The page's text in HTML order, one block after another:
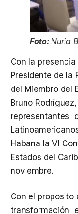
Foto: Nuria
Con la
Presidente de la
del Miembro del
Bruno
representantes
Habana la VI
Estados del
noviembre.
Con el
transformación